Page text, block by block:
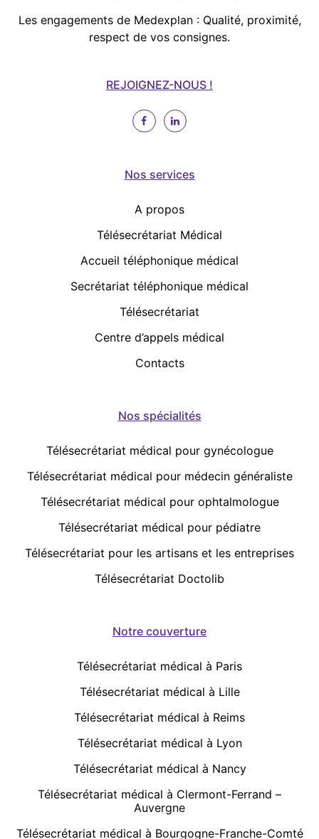
Les engagements de Medexplan : Qualité, proximité,
respect de vos consignes.
REJOIGNEZ-NOUS !
Nos services
A propos
Télésecrétariat Médical
Accueil téléphonique médical
Secrétariat téléphonique médical
Télésecrétariat
Centre d’appels médical
Contacts
Nos spécialités
Télésecrétariat médical pour gynécologue
Télésecrétariat médical pour médecin généraliste
Télésecrétariat médical pour ophtalmologue
Télésecrétariat médical pour pédiatre
Télésecrétariat pour les artisans et les entreprises
Télésecrétariat Doctolib
Notre couverture
Télésecrétariat médical à Paris
Télésecrétariat médical à Lille
Télésecrétariat médical à Reims
Télésecrétariat médical à Lyon
Télésecrétariat médical à Nancy
Télésecrétariat médical à Clermont-Ferrand –
Auvergne
Télésecrétariat médical à Bourgogne-Franche-Comté